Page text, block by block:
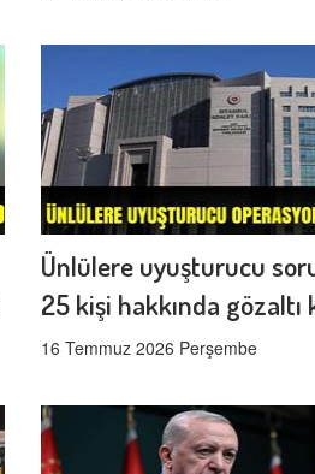
Ünlülere uyuşturucu
25 kişi hakkında gözaltı
16 Temmuz 2026 Perşembe